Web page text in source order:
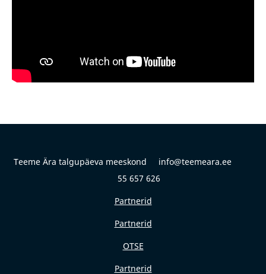
Teeme Ära talgupäeva meeskond info@teemeara.ee
55 657 626
Partnerid
Partnerid
OTSE
Partnerid